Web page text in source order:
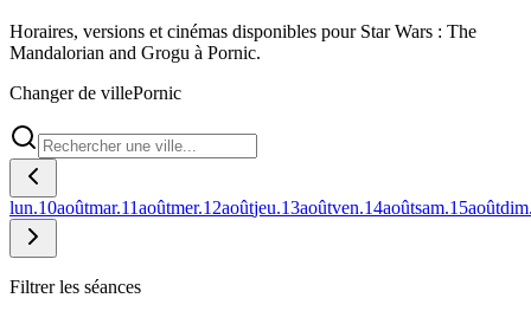
Horaires, versions et cinémas disponibles pour Star Wars : The
Mandalorian and Grogu à Pornic.
Changer de villePornic
lun.10aoûtmar.11aoûtmer.12aoûtjeu.13aoûtven.14aoûtsam.15août
Filtrer les séances